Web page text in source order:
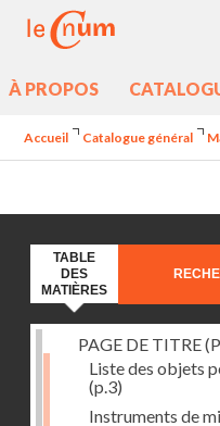
À PROPOS
Accueil Catalogue général
TABLE
DES
MATIÈRES
PAGE DE TITRE
Liste des objets
(p.3)
Instruments de